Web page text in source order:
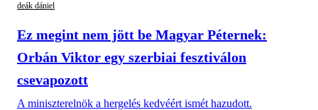
deák dániel
Ez megint nem jött be Magyar Péternek:
Orbán Viktor egy szerbiai fesztiválon
csevapozott
A miniszterelnök a hergelés kedvéért ismét hazudott.